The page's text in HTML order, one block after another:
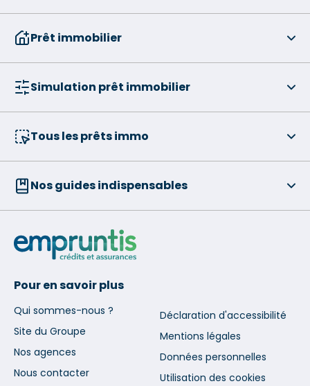
Prêt immobilier
Simulation prêt immobilier
Tous les prêts immo
Nos guides indispensables
Pour en savoir plus
Qui sommes-nous ?
Site du Groupe
Nos agences
Nous contacter
Déclaration d'accessibilité
Mentions légales
Données personnelles
Utilisation des cookies